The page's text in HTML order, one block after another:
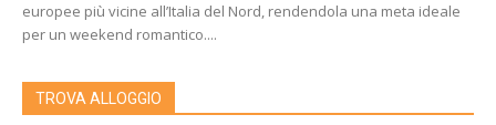
europee più vicine all’Italia del Nord, rendendola una meta ideale
per un weekend romantico....
TROVA ALLOGGIO